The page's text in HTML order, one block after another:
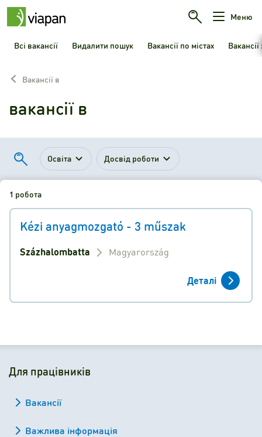
Меню
Всі вакансії Видалити пошук Вакансії по містах
Вакансії в
вакансії в
Освіта Досвід роботи
1 робота
Kézi anyagmozgató - 3 műszak
Százhalombatta Magyarország
Деталі
Для працівників
Вакансії
Важлива інформація